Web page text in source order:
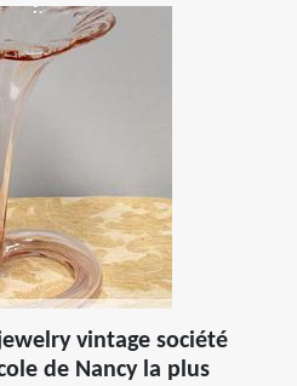
vintage société
de Nancy la plus